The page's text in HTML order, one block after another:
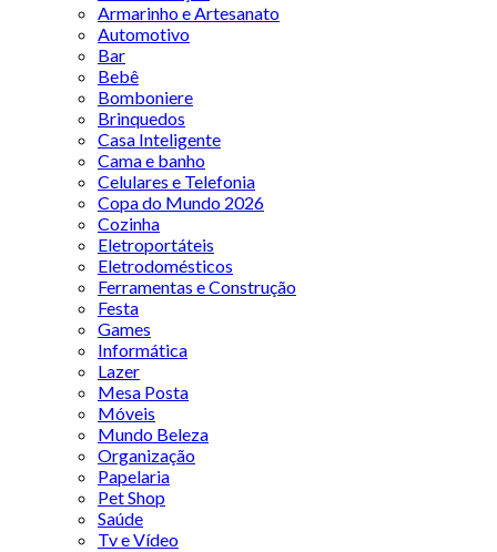
Armarinho e Artesanato
Automotivo
Bar
Bebê
Bomboniere
Brinquedos
Casa Inteligente
Cama e banho
Celulares e Telefonia
Copa do Mundo 2026
Cozinha
Eletroportáteis
Eletrodomésticos
Ferramentas e Construção
Festa
Games
Informática
Lazer
Mesa Posta
Móveis
Mundo Beleza
Organização
Papelaria
Pet Shop
Saúde
Tv e Vídeo